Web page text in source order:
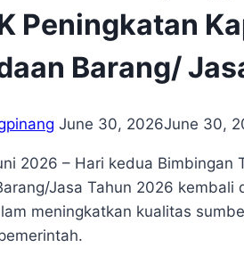
Peningkatan
Barang/
June 30, 2026June 30,
2026 – Hari kedua Bimbingan
Jasa Tahun 2026
meningkatkan kualitas